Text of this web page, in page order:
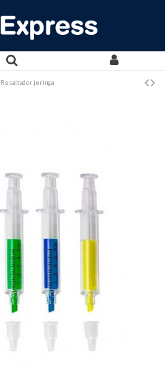
Resaltador jeringa